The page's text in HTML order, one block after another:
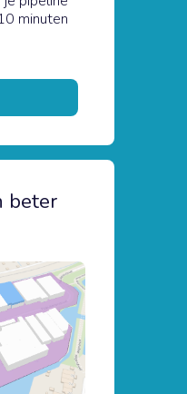
minuten
beter